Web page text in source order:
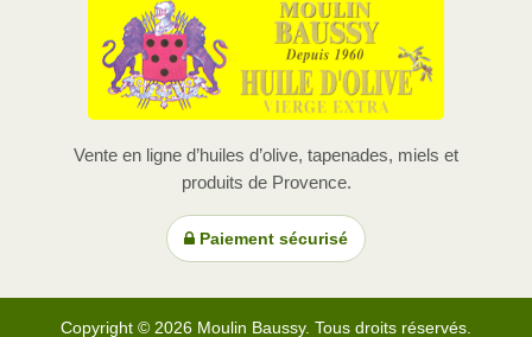
Vente en ligne d’huiles d’olive, tapenades, miels et
produits de Provence.
Paiement sécurisé
Copyright © 2026 Moulin Baussy. Tous droits réservés.